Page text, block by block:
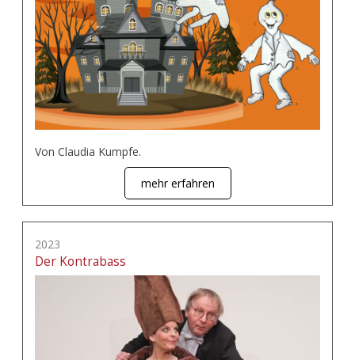
Von Claudia Kumpfe.
mehr erfahren
2023
Der Kontrabass